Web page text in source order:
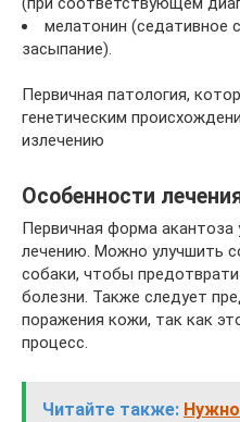
мелатонин (седативное
засыпание).
Первичная патология,
генетическим
излечению
Особенности
Первичная форма акантоза
лечению. Можно улучшить
собаки, чтобы
болезни. Также следует
поражения кожи, так как
процесс.
Читайте также: